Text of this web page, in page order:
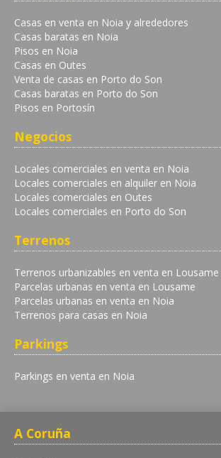
Casas en venta en Noia y alrededores
Casas baratas en Noia
Pisos en Noia
Casas en Outes
Venta de casas en Porto do Son
Casas baratas en Porto do Son
Pisos en Portosín
Negocios
Locales comerciales en venta en Noia
Locales comerciales en alquiler en Noia
Locales comerciales en Outes
Locales comerciales en Porto do Son
Terrenos
Terrenos urbanizables en venta en Lousame
Parcelas urbanas en venta en Lousame
Parcelas urbanas en venta en Noia
Terrenos para casas en Noia
Parkings
Parkings en venta en Noia
A Coruña